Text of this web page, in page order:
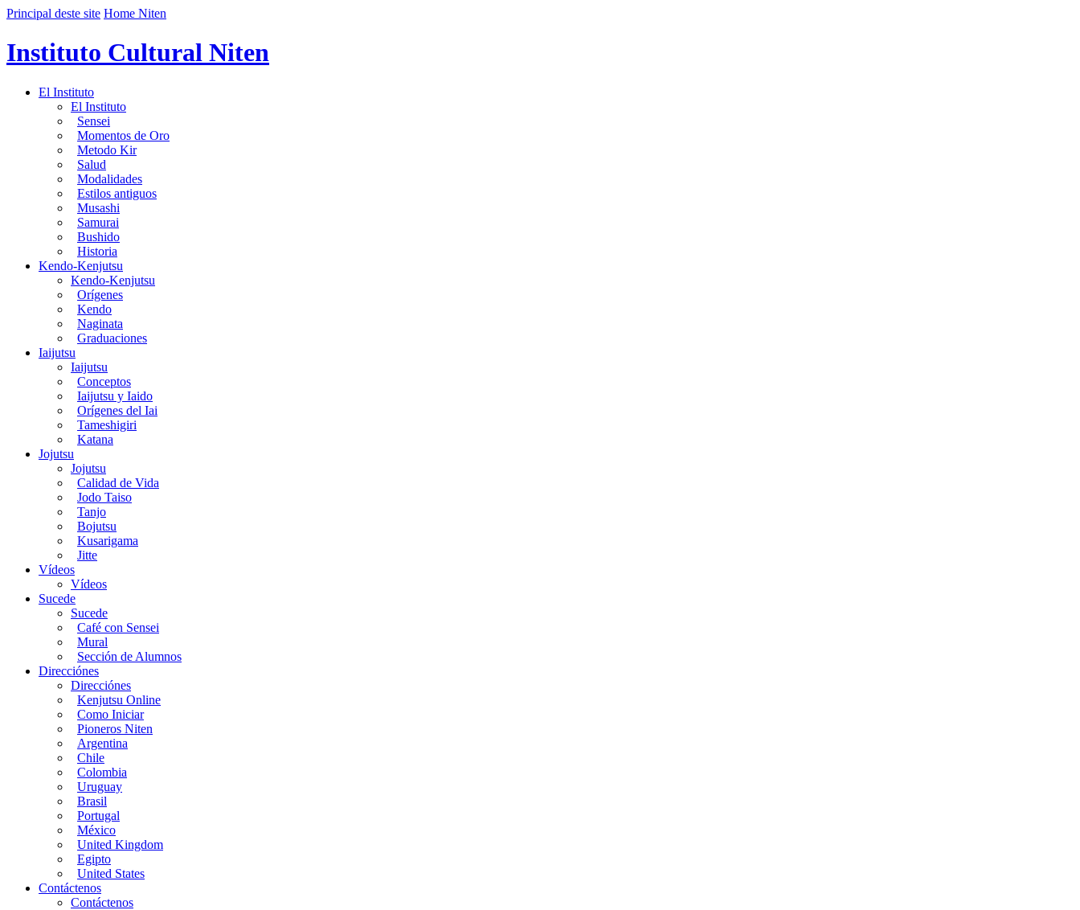
Principal deste site Home Niten
Instituto Cultural Niten
El Instituto
El Instituto
Sensei
Momentos de Oro
Metodo Kir
Salud
Modalidades
Estilos antiguos
Musashi
Samurai
Bushido
Historia
Kendo-Kenjutsu
Kendo-Kenjutsu
Orígenes
Kendo
Naginata
Graduaciones
Iaijutsu
Iaijutsu
Conceptos
Iaijutsu y Iaido
Orígenes del Iai
Tameshigiri
Katana
Jojutsu
Jojutsu
Calidad de Vida
Jodo Taiso
Tanjo
Bojutsu
Kusarigama
Jitte
Vídeos
Vídeos
Sucede
Sucede
Café con Sensei
Mural
Sección de Alumnos
Direcciónes
Direcciónes
Kenjutsu Online
Como Iniciar
Pioneros Niten
Argentina
Chile
Colombia
Uruguay
Brasil
Portugal
México
United Kingdom
Egipto
United States
Contáctenos
Contáctenos